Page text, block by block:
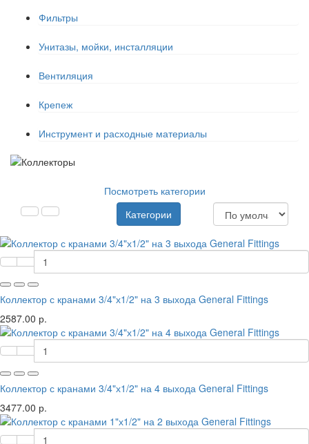
Фильтры
Унитазы, мойки, инсталляции
Вентиляция
Крепеж
Инструмент и расходные материалы
Посмотреть категории
Категории
Коллектор с кранами 3/4"х1/2" на 3 выхода General Fittings
2587.00 р.
Коллектор с кранами 3/4"х1/2" на 4 выхода General Fittings
3477.00 р.